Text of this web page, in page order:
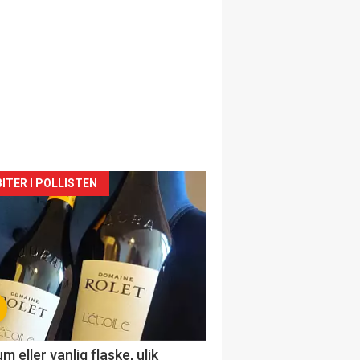
I POLLISTEN
eller vanlig flaske, ulik